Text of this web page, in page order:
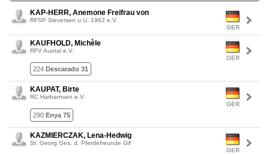
GER
KAP-HERR, Anemone Freifrau von
RFSP Sieversen u.U. 1962 e.V.
GER
KAUFHOLD, Michèle
RFV Auetal e.V.
224 Descarado 31
GER
KAUPAT, Birte
RC Harbarnsen e.V.
290 Enya 75
GER
KAZMIERCZAK, Lena-Hedwig
St. Georg Ges. d. Pferdefreunde Gif